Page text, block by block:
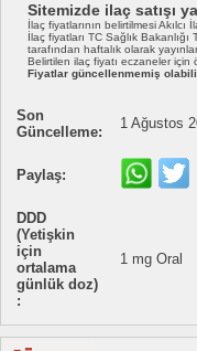
Sitemizde ilaç satışı
İlaç fiyatlarının belirtilmesi Akılcı
İlaç fiyatları TC Sağlık
tarafından haftalık olarak
Belirtilen ilaç fiyatı eczaneler için
Fiyatlar güncellenmemiş
Son
Güncelleme:
1 Ağustos
Paylaş:
DDD
(Yetişkin
için
ortalama
günlük doz)
:
1 mg Oral